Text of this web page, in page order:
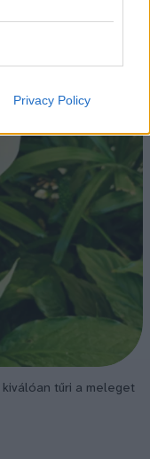
Privacy Policy
tűri a meleget